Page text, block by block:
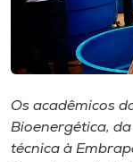
Rádio
Museu
Unoesc
Store
Os acadêmicos
Bioenergética,
técnica à